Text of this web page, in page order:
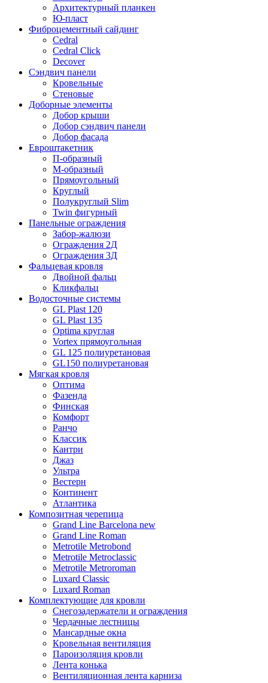
Архитектурный планкен
Ю-пласт
Фиброцементный сайдинг
Cedral
Cedral Click
Decover
Сэндвич панели
Кровельные
Стеновые
Доборные элементы
Добор крыши
Добор сэндвич панели
Добор фасада
Евроштакетник
П-образный
М-образный
Прямоугольный
Круглый
Полукруглый Slim
Twin фигурный
Панельные ограждения
Забор-жалюзи
Ограждения 2Д
Ограждения 3Д
Фальцевая кровля
Двойной фальц
Кликфальц
Водосточные системы
GL Plast 120
GL Plast 135
Optima круглая
Vortex прямоугольная
GL 125 полиуретановая
GL150 полиуретановая
Мягкая кровля
Оптима
Фазенда
Финская
Комфорт
Ранчо
Классик
Кантри
Джаз
Ультра
Вестерн
Континент
Атлантика
Композитная черепица
Grand Line Barcelona new
Grand Line Roman
Metrotile Metrobond
Metrotile Metroclassic
Metrotile Metroroman
Luxard Classic
Luxard Roman
Комплектующие для кровли
Снегозадержатели и ограждения
Чердачные лестницы
Мансардные окна
Кровельная вентиляция
Пароизоляция кровли
Лента конька
Вентиляционная лента карниза